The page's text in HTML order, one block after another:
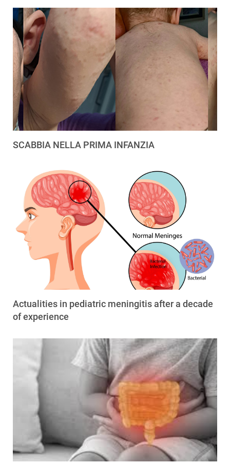
SCABBIA NELLA PRIMA INFANZIA
Actualities in pediatric meningitis after a decade
of experience